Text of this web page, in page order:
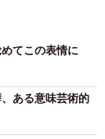
てこの表情に
ある意味芸術的